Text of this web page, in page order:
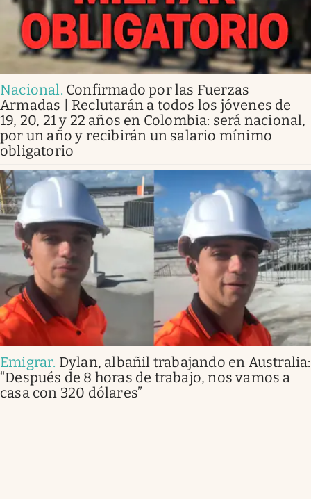
Nacional. Confirmado por las Fuerzas
Armadas | Reclutarán a todos los jóvenes de
19, 20, 21 y 22 años en Colombia: será nacional,
por un año y recibirán un salario mínimo
obligatorio
Emigrar. Dylan, albañil trabajando en Australia:
“Después de 8 horas de trabajo, nos vamos a
casa con 320 dólares”